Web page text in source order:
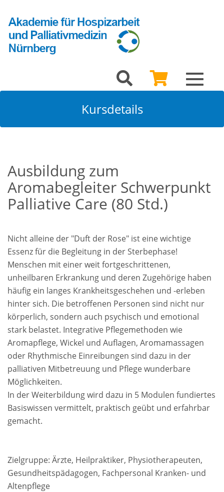
Toggle
Kursdetails
Ausbildung zum
Aromabegleiter Schwerpunkt
Palliative Care (80 Std.)
Nicht alleine der "Duft der Rose" ist eine wichtige
Essenz für die Begleitung in der Sterbephase!
Menschen mit einer weit fortgeschrittenen,
unheilbaren Erkrankung und deren Zugehörige haben
häufig ein langes Krankheitsgeschehen und -erleben
hinter sich. Die betroffenen Personen sind nicht nur
körperlich, sondern auch psychisch und emotional
stark belastet. Integrative Pflegemethoden wie
Aromapflege, Wickel und Auflagen, Aromamassagen
oder Rhythmische Einreibungen sind dazu in der
palliativen Mitbetreuung und Pflege wunderbare
Möglichkeiten.
In der Weiterbildung wird dazu in 5 Modulen fundiertes
Basiswissen vermittelt, praktisch geübt und erfahrbar
gemacht.
Zielgruppe: Ärzte, Heilpraktiker, Physiotherapeuten,
Gesundheitspädagogen, Fachpersonal Kranken- und
Altenpflege